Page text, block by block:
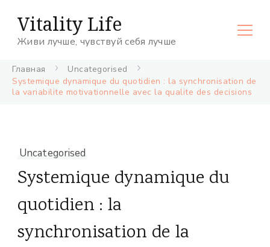
Vitality Life
Живи лучше, чувствуй себя лучше
Главная
Uncategorised
Systemique dynamique du quotidien : la synchronisation de
la variabilite motivationnelle avec la qualite des decisions
Uncategorised
Systemique dynamique du
quotidien : la
synchronisation de la